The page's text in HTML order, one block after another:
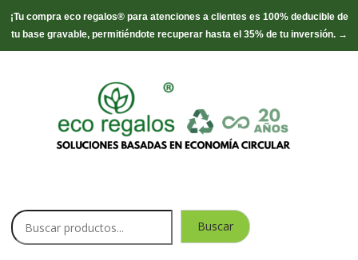
¡Tu compra eco regalos® para atenciones a clientes es 100% deducible de
tu base gravable, permitiéndote recuperar hasta el 35% de tu inversión. →
Buscar